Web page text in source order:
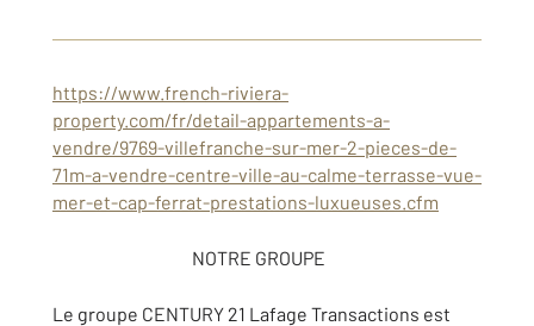
https://www.french-riviera-
property.com/fr/detail-appartements-a-
vendre/9769-villefranche-sur-mer-2-pieces-de-
71m-a-vendre-centre-ville-au-calme-terrasse-vue-
mer-et-cap-ferrat-prestations-luxueuses.cfm
NOTRE GROUPE
Le groupe CENTURY 21 Lafage Transactions est